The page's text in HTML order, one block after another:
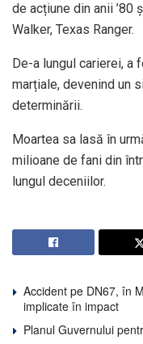
de acțiune din anii ’80
Walker, Texas Ranger.
De-a lungul carierei, a
marțiale, devenind un
determinării.
Moartea sa lasă în
milioane de fani din
lungul deceniilor.
Accident pe DN67, în
implicate în impact
Planul Guvernului